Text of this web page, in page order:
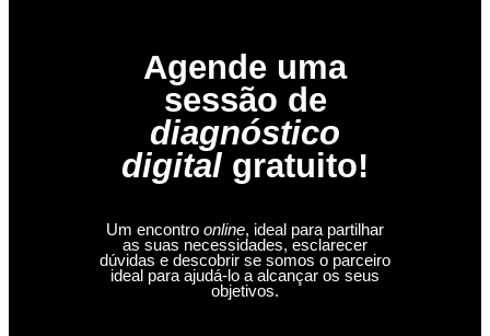
Agende uma
sessão de
diagnóstico
digital gratuito!
Um encontro online, ideal para partilhar
as suas necessidades, esclarecer
dúvidas e descobrir se somos o parceiro
ideal para ajudá-lo a alcançar os seus
objetivos.